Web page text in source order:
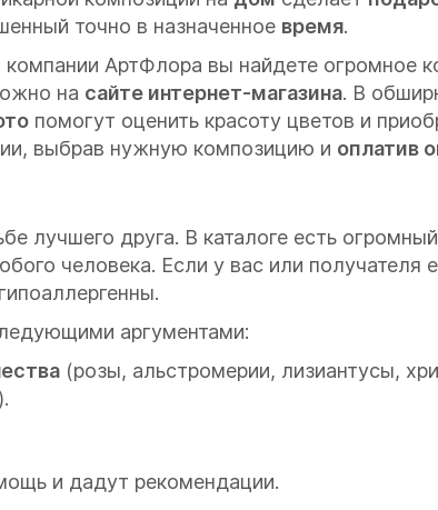
точно в назначенное время.
АртФлора вы найдете огромное
на сайте интернет-магазина. В
помогут оценить красоту цветов и
выбрав нужную композицию и оплатив
лучшего друга. В каталоге есть огромный
человека. Если у вас или получателя
аргументами:
(розы, альстромерии, лизиантусы,
и дадут рекомендации.